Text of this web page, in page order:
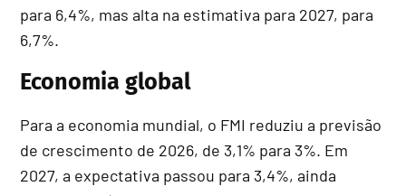
para 6,4%, mas alta na estimativa para 2027, para
6,7%.
Economia global
Para a economia mundial, o FMI reduziu a previsão
de crescimento de 2026, de 3,1% para 3%. Em
2027, a expectativa passou para 3,4%, ainda